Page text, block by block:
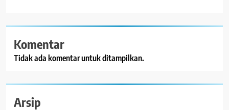
Komentar
Tidak ada komentar untuk ditampilkan.
Arsip